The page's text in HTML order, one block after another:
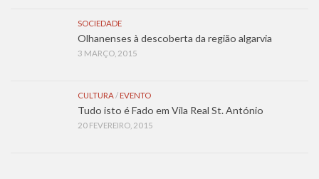
SOCIEDADE
Olhanenses à descoberta da região algarvia
3 MARÇO, 2015
CULTURA / EVENTO
Tudo isto é Fado em Vila Real St. António
20 FEVEREIRO, 2015